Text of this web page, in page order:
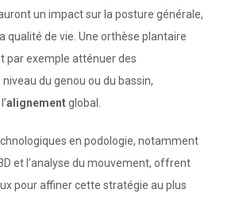
un impact sur la posture générale,
qualité de vie. Une orthèse plantaire
par exemple atténuer des
du genou ou du bassin,
alignementglobal.
en podologie, notamment
et l’analyse du mouvement, offrent
pour affiner cette stratégie au plus